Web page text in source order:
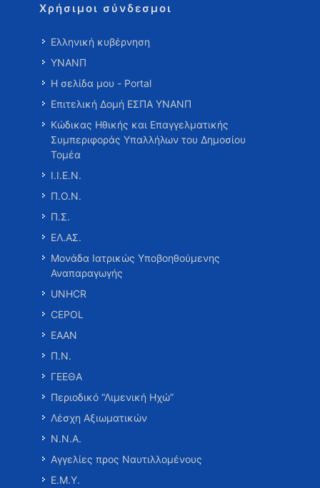
Χρήσιμοι σύνδεσμοι
Ελληνική κυβέρνηση
ΥΝΑΝΠ
Η σελίδα μου - Portal
Επιτελική Δομή ΕΣΠΑ ΥΝΑΝΠ
Κώδικας Ηθικής και Επαγγελματικής
Συμπεριφοράς Υπαλλήλων του Δημοσίου
Τομέα
Ι.Ι.Ε.Ν.
Π.Ο.Ν.
Π.Σ.
ΕΛ.ΑΣ.
Μονάδα Ιατρικώς Υποβοηθούμενης
Αναπαραγωγής
UNHCR
CEPOL
ΕΑΑΝ
Π.Ν.
ΓΕΕΘΑ
Περιοδικό “Λιμενική Ηχώ”
Λέσχη Αξιωματικών
Ν.Ν.Α.
Αγγελίες προς Ναυτιλλομένους
Ε.Μ.Υ.